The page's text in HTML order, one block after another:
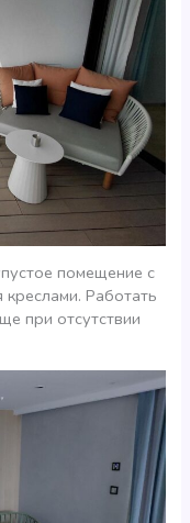
помещение с
Работать
при отсутствии